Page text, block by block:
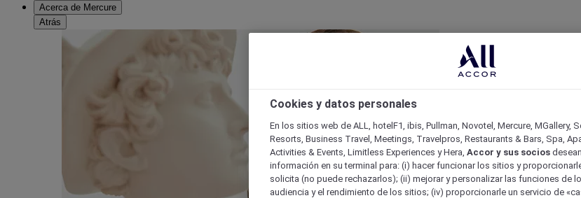
Acerca de Mercure
Atrás
Cookies y datos personales
En los sitios web de ALL, hotelF1, ibis, Pullman, Novotel, Mercure, MGallery,
Resorts, Business Travel, Meetings, Travelpros, Restaurants & Bars, Spa,
Activities & Events, Limitless Experiences y Hera, Accor y sus socios
información en su terminal para: (i) hacer funcionar los sitios y
solicita (no puede rechazarlos); (ii) mejorar y personalizar las funciones de
audiencia y el rendimiento de los sitios; (iv) proporcionarle un servicio de